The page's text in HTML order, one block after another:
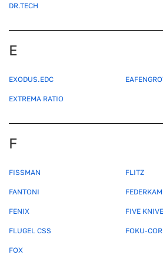
DR.TECH
E
EXODUS.EDC
EXTREMA RATIO
F
FISSMAN FLITZ
FANTONI
FENIX FIVE
FLUGEL CSS FOKU-
FOX